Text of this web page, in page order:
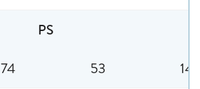
PS
74 53